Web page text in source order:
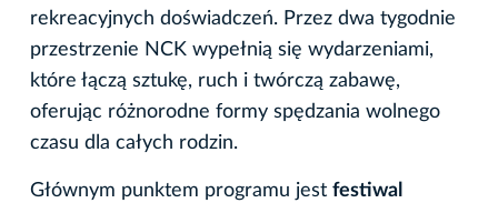
rekreacyjnych doświadczeń. Przez dwa tygodnie
przestrzenie NCK wypełnią się wydarzeniami,
które łączą sztukę, ruch i twórczą zabawę,
oferując różnorodne formy spędzania wolnego
czasu dla całych rodzin.
Głównym punktem programu jest festiwal